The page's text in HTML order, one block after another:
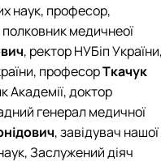
наук, професор,
полковник медичнеої
, ректор НУБіп
професорТкачук
Академії, доктор
генерал медичної
, завідувач нашої
Заслужений діяч